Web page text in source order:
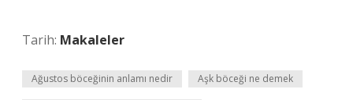
Tarih: Makaleler
Ağustos böceğinin anlamı nedir Aşk böceği ne demek